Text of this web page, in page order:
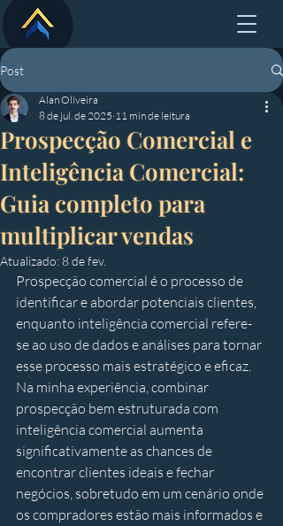
Post
Prospecção Comercial e
Inteligência Comercial:
Guia completo para
multiplicar vendas
Alan Oliveira
8 de jul. de 2025 11 min de leitura
Atualizado: 8 de fev.
Prospecção comercial é o processo de
identificar e abordar potenciais clientes,
enquanto inteligência comercial refere-
se ao uso de dados e análises para tornar
esse processo mais estratégico e eficaz.
Na minha experiência, combinar
prospecção bem estruturada com
inteligência comercial aumenta
significativamente as chances de
encontrar clientes ideais e fechar
negócios, sobretudo em um cenário onde
os compradores estão mais informados e